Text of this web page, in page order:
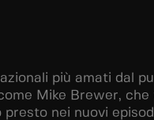
più amati dal
Mike Brewer,
nei nuovi